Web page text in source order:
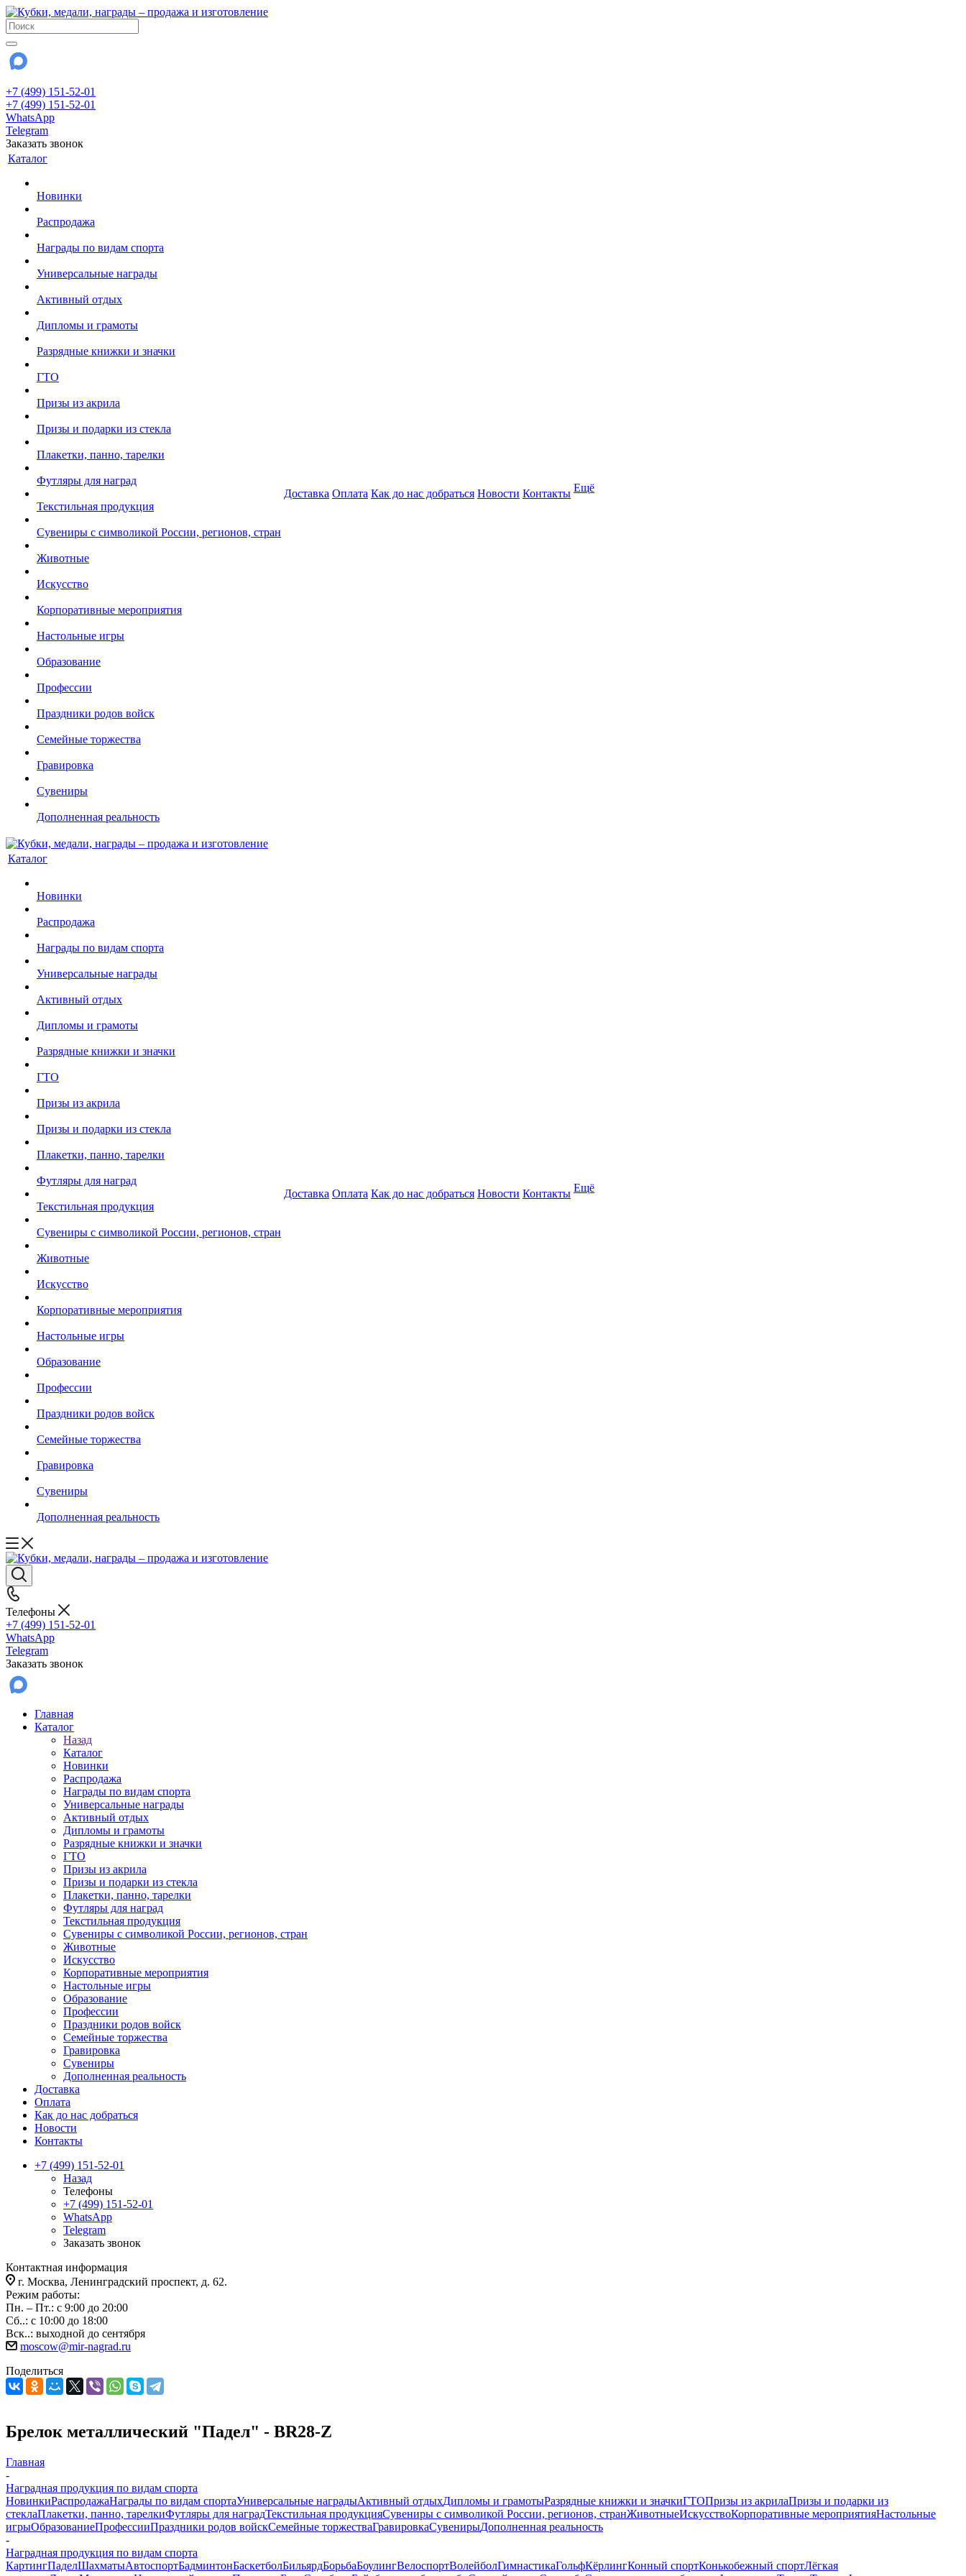
+7 (499) 151-52-01
+7 (499) 151-52-01
WhatsApp
Telegram
Заказать звонок
Каталог
Новинки
Распродажа
Награды по видам спорта
Универсальные награды
Активный отдых
Дипломы и грамоты
Разрядные книжки и значки
ГТО
Призы из акрила
Призы и подарки из стекла
Плакетки, панно, тарелки
Футляры для наград
Текстильная продукция
Сувениры с символикой России, регионов, стран
Животные
Искусство
Корпоративные мероприятия
Настольные игры
Образование
Профессии
Праздники родов войск
Семейные торжества
Гравировка
Сувениры
Дополненная реальность
Доставка Оплата Как до нас добраться Новости Контакты Ещё
Каталог
Новинки
Распродажа
Награды по видам спорта
Универсальные награды
Активный отдых
Дипломы и грамоты
Разрядные книжки и значки
ГТО
Призы из акрила
Призы и подарки из стекла
Плакетки, панно, тарелки
Футляры для наград
Текстильная продукция
Сувениры с символикой России, регионов, стран
Животные
Искусство
Корпоративные мероприятия
Настольные игры
Образование
Профессии
Праздники родов войск
Семейные торжества
Гравировка
Сувениры
Дополненная реальность
Доставка Оплата Как до нас добраться Новости Контакты Ещё
Телефоны
+7 (499) 151-52-01
WhatsApp
Telegram
Заказать звонок
Главная
Каталог
Назад
Каталог
Новинки
Распродажа
Награды по видам спорта
Универсальные награды
Активный отдых
Дипломы и грамоты
Разрядные книжки и значки
ГТО
Призы из акрила
Призы и подарки из стекла
Плакетки, панно, тарелки
Футляры для наград
Текстильная продукция
Сувениры с символикой России, регионов, стран
Животные
Искусство
Корпоративные мероприятия
Настольные игры
Образование
Профессии
Праздники родов войск
Семейные торжества
Гравировка
Сувениры
Дополненная реальность
Доставка
Оплата
Как до нас добраться
Новости
Контакты
+7 (499) 151-52-01
Назад
Телефоны
+7 (499) 151-52-01
WhatsApp
Telegram
Заказать звонок
Контактная информация
г. Москва, Ленинградский проспект, д. 62.
Режим работы:
Пн. – Пт.: с 9:00 до 20:00
Сб..: с 10:00 до 18:00
Вск..: выходной до сентября
moscow@mir-nagrad.ru
Поделиться
Брелок металлический "Падел" - BR28-Z
Главная
-
Наградная продукция по видам спорта
НовинкиРаспродажаНаграды по видам спортаУниверсальные наградыАктивный отдыхДипломы и грамотыРазрядные книжки и значкиГТОПризы из акрилаПризы и подарки из
стеклаПлакетки, панно, тарелкиФутляры для наградТекстильная продукцияСувениры с символикой России, регионов, странЖивотныеИскусствоКорпоративные мероприятияНастольные
игрыОбразованиеПрофессииПраздники родов войскСемейные торжестваГравировкаСувенирыДополненная реальность
-
Наградная продукция по видам спорта
КартингПаделШахматыАвтоспортБадминтонБаскетболБильярдБорьбаБоулингВелоспортВолейболГимнастикаГольфКёрлингКонный спортКонькобежный спортЛёгкая